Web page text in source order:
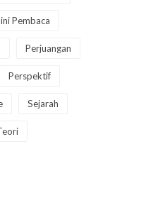
Pembaca
Perjuangan
Perspektif
Sejarah